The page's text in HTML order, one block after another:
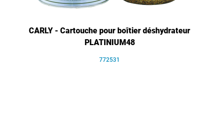
CARLY - Cartouche pour boîtier déshydrateur
PLATINIUM48
772531